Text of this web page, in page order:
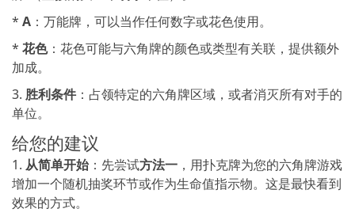
* A ：万能牌，可以当作任何数字或花色使用。
* 花色：花色可能与六角牌的颜色或类型有关联，提供额外
加成。
3. 胜利条件：占领特定的六角牌区域，或者消灭所有对手的
单位。
给您的建议
1. 从简单开始：先尝试方法一 ，用扑克牌为您的六角牌游戏
增加一个随机抽奖环节或作为生命值指示物。这是最快看到
效果的方式。